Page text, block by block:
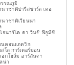
รรณภูมิ
นาชาติปารีสชาร์ล เดอ
นาชาติเวียนนา
โอนาร์โด ดา วินชี-ฟีอูมีชี
นดอนแกตวิก
โล การ์เดอร์มอน
อกโฮล์ม อาร์ลันดา
น่า